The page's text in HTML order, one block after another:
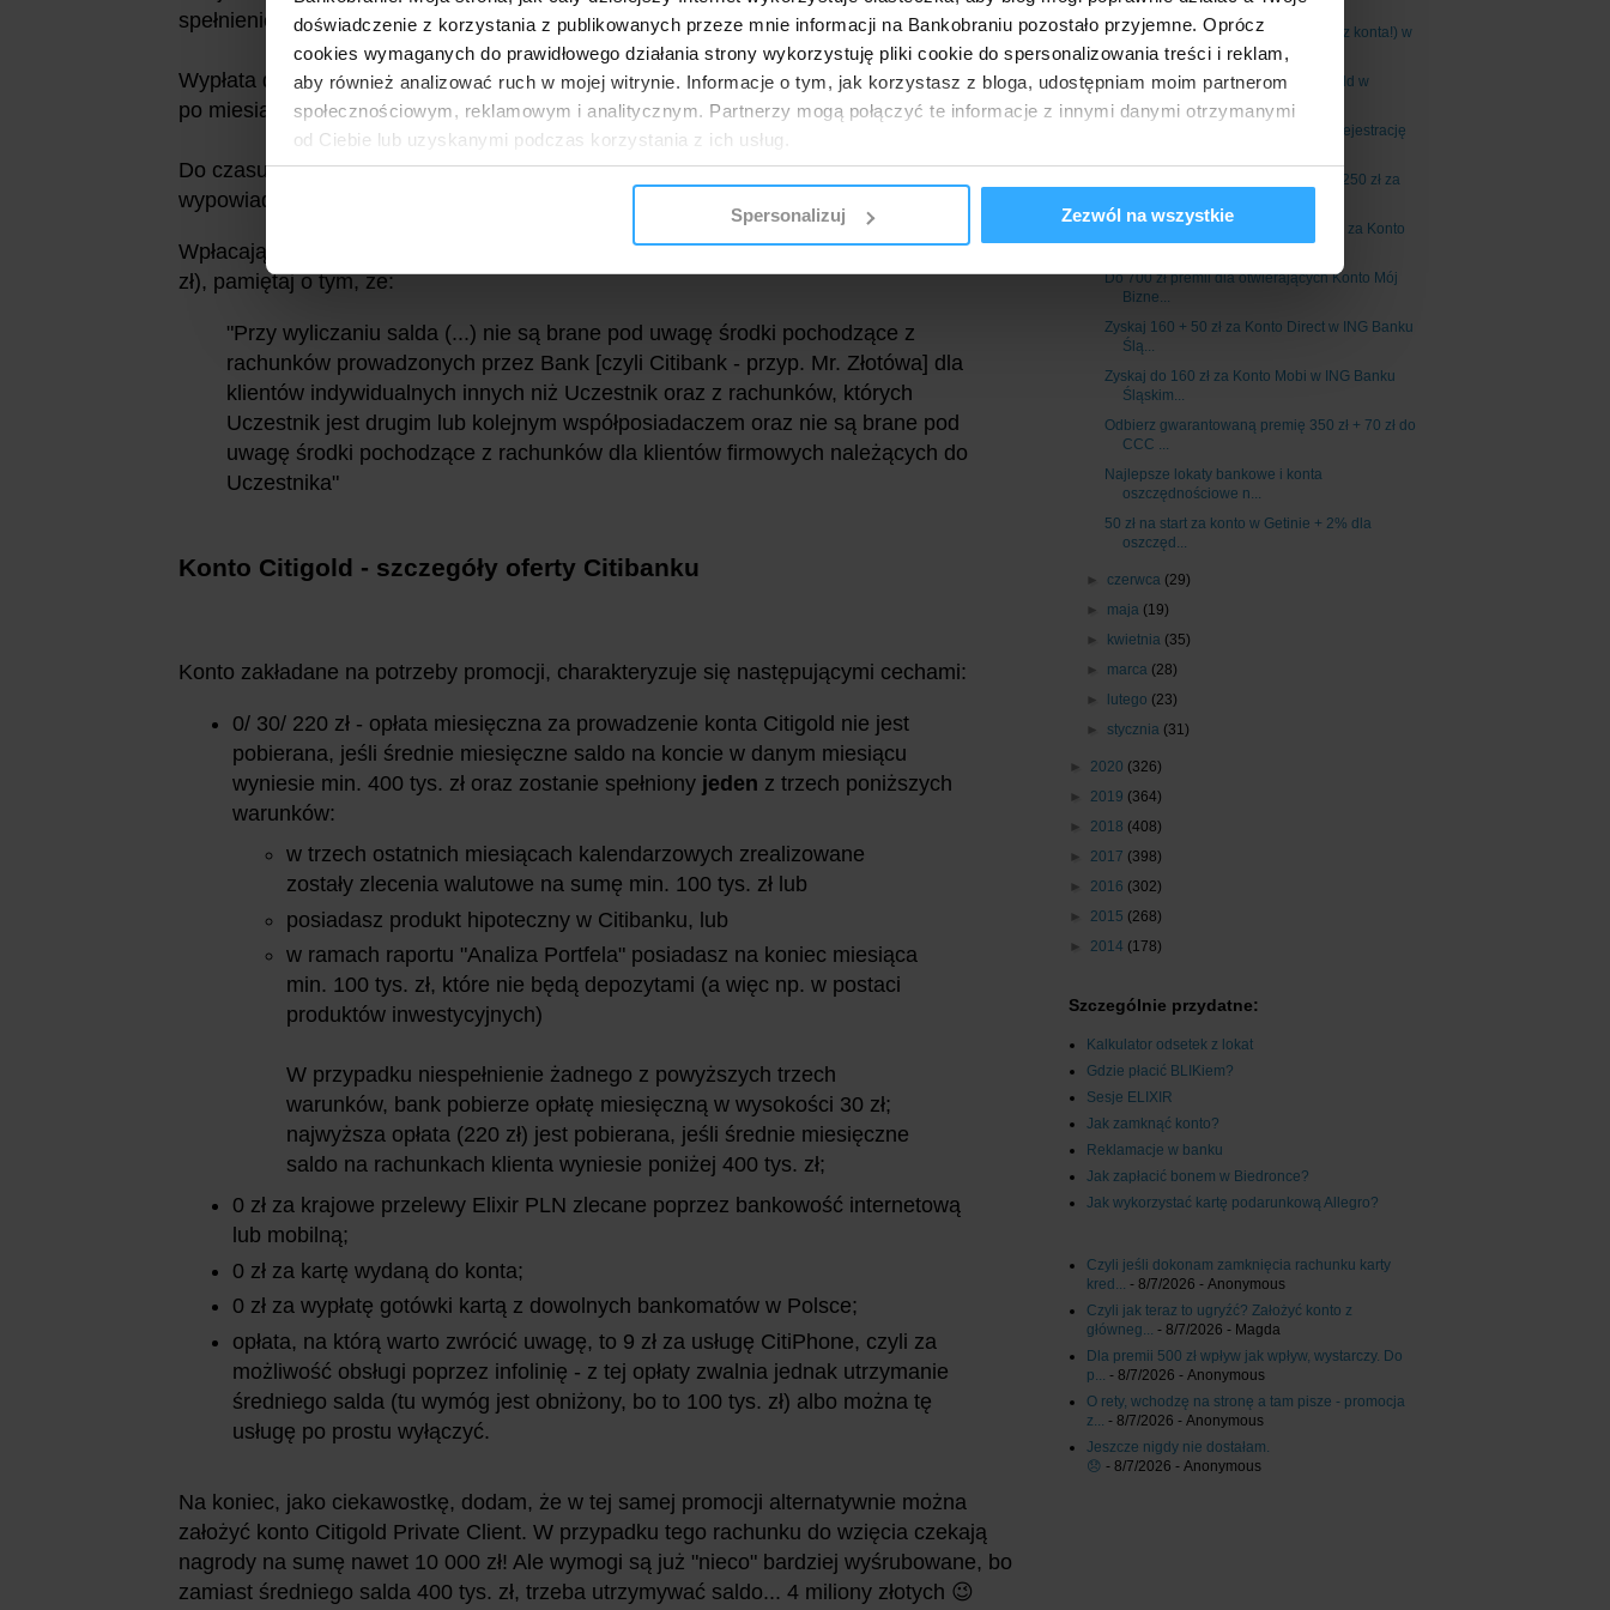
doświadczenie z korzystania z publikowanych przeze mnie informacji na Bankobraniu pozostało przyjemne. Oprócz
cookies wymaganych do prawidłowego działania strony wykorzystuję pliki cookie do spersonalizowania treści i reklam,
aby również analizować ruch w mojej witrynie. Informacje o tym, jak korzystasz z bloga, udostępniam moim partnerom
społecznościowym, reklamowym i analitycznym. Partnerzy mogą połączyć te informacje z innymi danymi otrzymanymi
od Ciebie lub uzyskanymi podczas korzystania z ich usług.
Spersonalizuj Zezwól na wszystkie
spełnienie warunków uzyskania zarówno pierwszej, jak i drugiej premii).
Wypłata drugiej premii 1500 zł nastąpi do końca miesiąca kalendarzowego następującego
po miesiącu spełnienia warunków jej uzyskania.
Do czasu wypłaty premii nie zamykaj konta Citigold, nie zmieniaj typu konta, ani nie
wypowiadaj umowy z bankiem.
Wpłacając środki do Citibanku (w celu spełnienia warunku utrzymania salda min. 400 tys.
zł), pamiętaj o tym, że:
"Przy wyliczaniu salda (...) nie są brane pod uwagę środki pochodzące z
rachunków prowadzonych przez Bank [czyli Citibank - przyp. Mr. Złotówa] dla
klientów indywidualnych innych niż Uczestnik oraz z rachunków, których
Uczestnik jest drugim lub kolejnym współposiadaczem oraz nie są brane pod
uwagę środki pochodzące z rachunków dla klientów firmowych należących do
Uczestnika"
Konto Citigold - szczegóły oferty Citibanku
Konto zakładane na potrzeby promocji, charakteryzuje się następującymi cechami:
0/ 30/ 220 zł - opłata miesięczna za prowadzenie konta Citigold nie jest
pobierana, jeśli średnie miesięczne saldo na koncie w danym miesiącu
wyniesie min. 400 tys. zł oraz zostanie spełniony jeden z trzech poniższych
warunków:
w trzech ostatnich miesiącach kalendarzowych zrealizowane
zostały zlecenia walutowe na sumę min. 100 tys. zł lub
posiadasz produkt hipoteczny w Citibanku, lub
w ramach raportu "Analiza Portfela" posiadasz na koniec miesiąca
min. 100 tys. zł, które nie będą depozytami (a więc np. w postaci
produktów inwestycyjnych)
W przypadku niespełnienie żadnego z powyższych trzech
warunków, bank pobierze opłatę miesięczną w wysokości 30 zł;
najwyższa opłata (220 zł) jest pobierana, jeśli średnie miesięczne
saldo na rachunkach klienta wyniesie poniżej 400 tys. zł;
0 zł za krajowe przelewy Elixir PLN zlecane poprzez bankowość internetową
lub mobilną;
0 zł za kartę wydaną do konta;
0 zł za wypłatę gotówki kartą z dowolnych bankomatów w Polsce;
opłata, na którą warto zwrócić uwagę, to 9 zł za usługę CitiPhone, czyli za
możliwość obsługi poprzez infolinię - z tej opłaty zwalnia jednak utrzymanie
średniego salda (tu wymóg jest obniżony, bo to 100 tys. zł) albo można tę
usługę po prostu wyłączyć.
Na koniec, jako ciekawostkę, dodam, że w tej samej promocji alternatywnie można
założyć konto Citigold Private Client. W przypadku tego rachunku do wzięcia czekają
nagrody na sumę nawet 10 000 zł! Ale wymogi są już "nieco" bardziej wyśrubowane, bo
zamiast średniego salda 400 tys. zł, trzeba utrzymywać saldo... 4 miliony złotych 😉
Do 1,7% na lokatach bankowych (bez konta!) w
InBanku
Nawet 3000 zł premii za konto Citigold w
Citibanku
3400 punktów Bezcenne Chwile za rejestrację
Nawet 400 zł od Millennium: premia 250 zł za
100 zł do wydania podczas zakupów za Konto
360° Ju...
Do 700 zł premii dla otwierających Konto Mój
Bizne...
Zyskaj 160 + 50 zł za Konto Direct w ING Banku
Ślą...
Zyskaj do 160 zł za Konto Mobi w ING Banku
Śląskim...
Odbierz gwarantowaną premię 350 zł + 70 zł do
CCC ...
Najlepsze lokaty bankowe i konta
oszczędnościowe n...
50 zł na start za konto w Getinie + 2% dla
oszczęd...
►czerwca (29)
► maja (19)
►
kwietnia (35)
► marca (28)
►
lutego (23)
► stycznia (31)
► 2020 (326)
► 2019 (364)
► 2018 (408)
► 2017 (398)
► 2016 (302)
► 2015 (268)
► 2014 (178)
Szczególnie przydatne:
Kalkulator odsetek z lokat
Gdzie płacić BLIKiem?
Sesje ELIXIR
Jak zamknąć konto?
Reklamacje w banku
Jak zapłacić bonem w Biedronce?
Jak wykorzystać kartę podarunkową Allegro?
Czyli jeśli dokonam zamknięcia rachunku karty
kred... - 8/7/2026 - Anonymous
Czyli jak teraz to ugryźć? Założyć konto z
główneg... - 8/7/2026 - Magda
Dla premii 500 zł wpływ jak wpływ, wystarczy. Do
p... - 8/7/2026 - Anonymous
O rety, wchodzę na stronę a tam pisze - promocja
z... - 8/7/2026 - Anonymous
Jeszcze nigdy nie dostałam.
😞 - 8/7/2026 - Anonymous